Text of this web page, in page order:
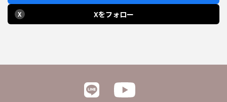
X Xをフォロー